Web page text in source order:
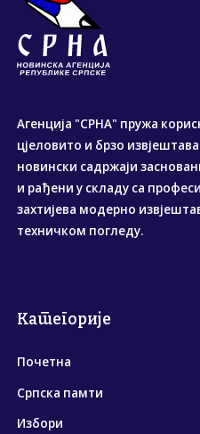
Агенција "СРНА" пружа
цјеловито и брзо
новински садржаји
и рађени у складу са
захтијева модерно
техничком погледу.
Категорије
Почетна
Српска памти
Избори